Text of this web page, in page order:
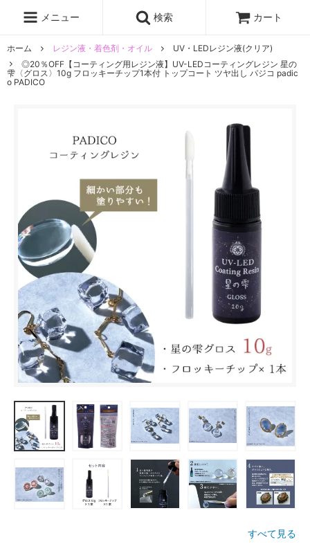
メニュー 検索 カート
ホーム レジン液・着色剤・オイル
UV・LEDレジン液(クリア)
◎20％OFF【コーティング用レジン液】UV-LEDコーティングレジン 星の
雫〈グロス〉10g フロッキーチップ1本付 トップコート ツヤ出し パジコ padic
o PADICO
すべて見る